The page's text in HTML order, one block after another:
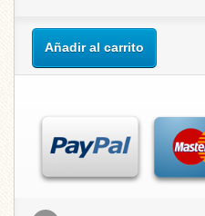
Añadir al carrito